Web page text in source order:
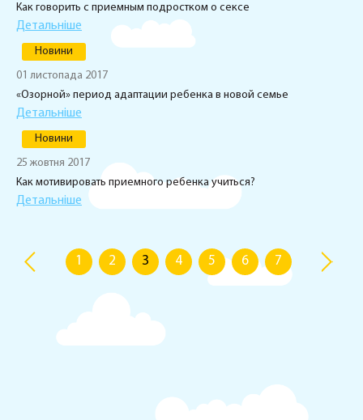
Как говорить с приемным подростком о сексе
Детальніше
Новини
01 листопада 2017
«Озорной» период адаптации ребенка в новой семье
Детальніше
Новини
25 жовтня 2017
Как мотивировать приемного ребенка учиться?
Детальніше
1 2 3 4 5 6 7